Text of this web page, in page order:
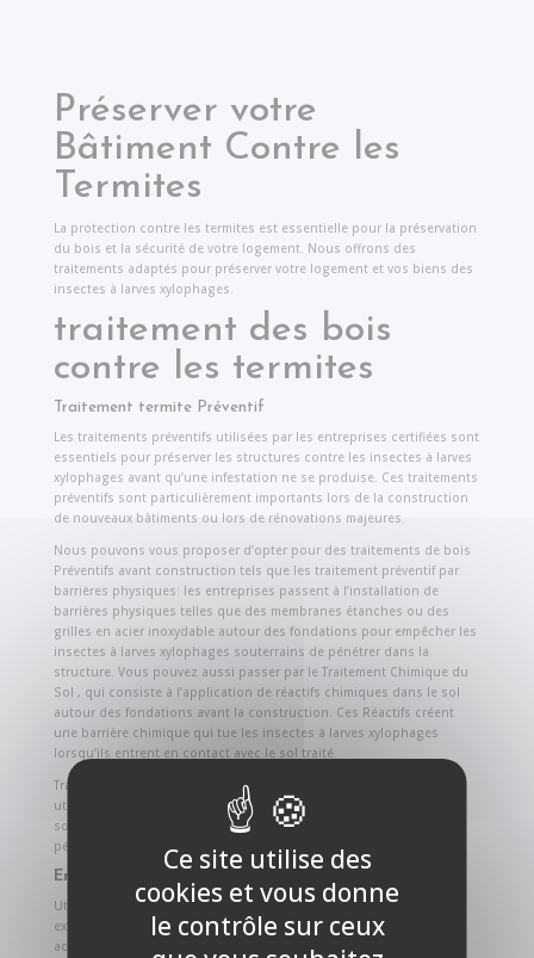
Préserver votre
Bâtiment Contre les
Termites
La protection contre les termites est essentielle pour la préservation
du bois et la sécurité de votre logement. Nous offrons des
traitements adaptés pour préserver votre logement et vos biens des
insectes à larves xylophages.
traitement des bois
contre les termites
Traitement termite Préventif
Les traitements préventifs utilisées par les entreprises certifiées sont
essentiels pour préserver les structures contre les insectes à larves
xylophages avant qu’une infestation ne se produise. Ces traitements
préventifs sont particulièrement importants lors de la construction
de nouveaux bâtiments ou lors de rénovations majeures.
Nous pouvons vous proposer d’opter pour des traitements de bois
Préventifs avant construction tels que les traitement préventif par
barrières physiques: les entreprises passent à l’installation de
barrières physiques telles que des membranes étanches ou des
grilles en acier inoxydable autour des fondations pour empêcher les
insectes à larves xylophages souterrains de pénétrer dans la
structure. Vous pouvez aussi passer par le Traitement Chimique du
Sol , qui consiste à l’application de réactifs chimiques dans le sol
autour des fondations avant la construction. Ces Réactifs créent
une barrière chimique qui tue les insectes à larves xylophages
lorsqu’ils entrent en contact avec le sol traité.
Traitement des Matériaux de Construction : Les éléments en bois
utilisés dans la construction peuvent être soignés avec des
solutions anti-xylophages avant d’être installés. Ces solutions
pénètrent le matériau et le gardent des attaques futures.
Entretien et traitement de Bois Extérieur :
Utilisation de formulations spécifiques pour protéger les bois
extérieurs (terrasses, clôtures, charpentes) contre les xylophages,
accompagnée d’inspections régulières pour détecter les
Ce site utilise des
cookies et vous donne
le contrôle sur ceux